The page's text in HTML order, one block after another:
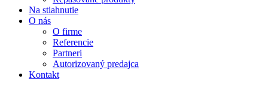
Na stiahnutie
O nás
O firme
Referencie
Partneri
Autorizovaný predajca
Kontakt